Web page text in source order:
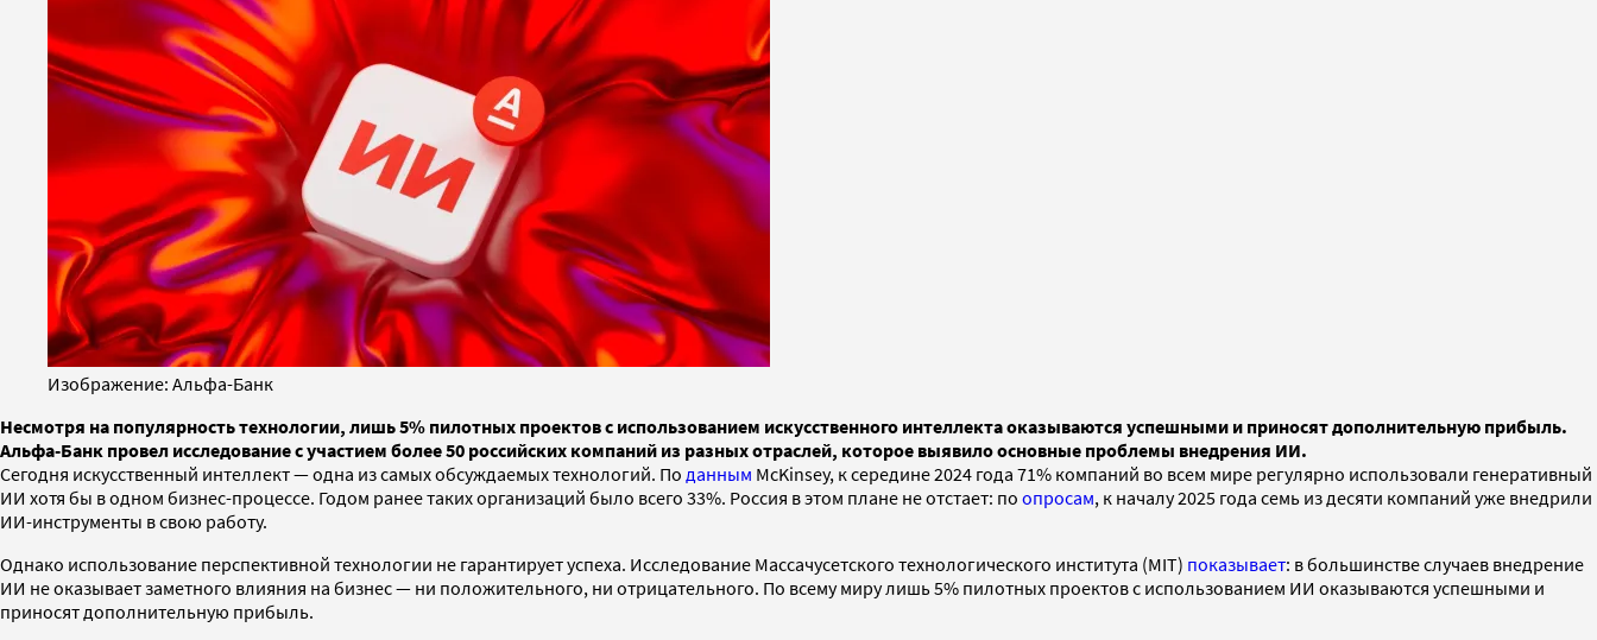
Изображение: Альфа-Банк
Несмотря на популярность технологии, лишь 5% пилотных проектов с использованием искусственного интеллекта оказываются успешными и приносят дополнительную прибыль.
Альфа-Банк провел исследование с участием более 50 российских компаний из разных отраслей, которое выявило основные проблемы внедрения ИИ.
Сегодня искусственный интеллект — одна из самых обсуждаемых технологий. По данным McKinsey, к середине 2024 года 71% компаний во всем мире регулярно использовали генеративный
ИИ хотя бы в одном бизнес-процессе. Годом ранее таких организаций было всего 33%. Россия в этом плане не отстает: по опросам, к началу 2025 года семь из десяти компаний уже внедрили
ИИ-инструменты в свою работу.
Однако использование перспективной технологии не гарантирует успеха. Исследование Массачусетского технологического института (MIT) показывает: в большинстве случаев внедрение
ИИ не оказывает заметного влияния на бизнес — ни положительного, ни отрицательного. По всему миру лишь 5% пилотных проектов с использованием ИИ оказываются успешными и
приносят дополнительную прибыль.